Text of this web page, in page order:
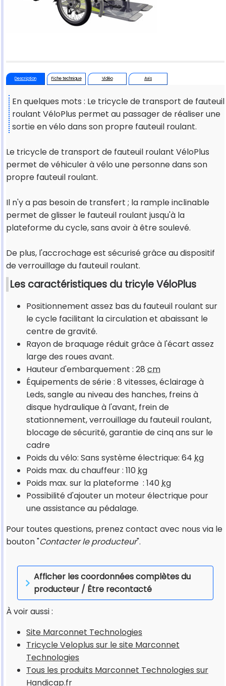
Description Fiche technique Vidéo Avis
En quelques mots : Le tricycle de transport de fauteuil
roulant VéloPlus permet au passager de réaliser une
sortie en vélo dans son propre fauteuil roulant.
Le tricycle de transport de fauteuil roulant VéloPlus
permet de véhiculer à vélo une personne dans son
propre fauteuil roulant.
Il n'y a pas besoin de transfert ; la rample inclinable
permet de glisser le fauteuil roulant jusqu'à la
plateforme du cycle, sans avoir à être soulevé.
De plus, l'accrochage est sécurisé grâce au dispositif
de verrouillage du fauteuil roulant.
Les caractéristiques du tricyle VéloPlus
Positionnement assez bas du fauteuil roulant sur
le cycle facilitant la circulation et abaissant le
centre de gravité.
Rayon de braquage réduit grâce à l'écart assez
large des roues avant.
Hauteur d'embarquement : 28 cm
Équipements de série : 8 vitesses, éclairage à
Leds, sangle au niveau des hanches, freins à
disque hydraulique à l'avant, frein de
stationnement, verrouillage du fauteuil roulant,
blocage de sécurité, garantie de cinq ans sur le
cadre
Poids du vélo: Sans système électrique: 64 kg
Poids max. du chauffeur : 110kg
Poids max. sur la plateforme : 140kg
Possibilité d'ajouter un moteur électrique pour
une assistance au pédalage.
Pour toutes questions, prenez contact avec nous via le
bouton "Contacter le producteur".
Afficher les coordonnées complètes du
producteur / Être recontacté
À voir aussi :
Site Marconnet Technologies
Tricycle Veloplus sur le site Marconnet
Technologies
Tous les produits Marconnet Technologies sur
Handicap.fr